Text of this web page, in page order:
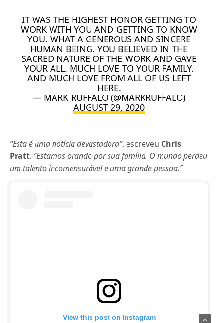
IT WAS THE HIGHEST HONOR GETTING TO
WORK WITH YOU AND GETTING TO KNOW
YOU. WHAT A GENEROUS AND SINCERE
HUMAN BEING. YOU BELIEVED IN THE
SACRED NATURE OF THE WORK AND GAVE
YOUR ALL. MUCH LOVE TO YOUR FAMILY.
AND MUCH LOVE FROM ALL OF US LEFT
HERE.
— MARK RUFFALO (@MARKRUFFALO)
AUGUST 29, 2020
“Esta é uma notícia devastadora”, escreveu Chris
Pratt. “Estamos orando por sua família. O mundo perdeu
um talento incomensurável e uma grande pessoa.”
View this post on Instagram